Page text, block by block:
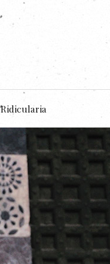
Ridicularia